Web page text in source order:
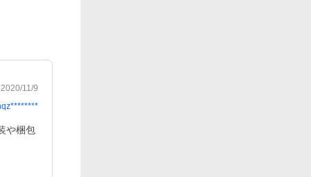
2020/11/9
や梱包